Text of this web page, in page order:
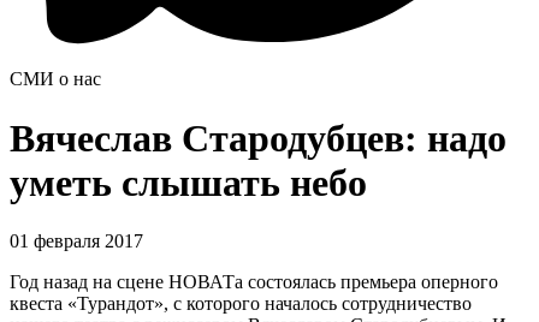
СМИ о нас
Вячеслав Стародубцев: надо
уметь слышать небо
01 февраля 2017
Год назад на сцене НОВАТа состоялась премьера оперного
квеста «Турандот», с которого началось сотрудничество